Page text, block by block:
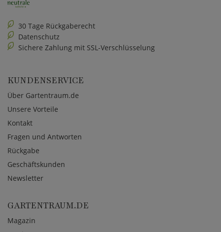
30 Tage Rückgaberecht
Datenschutz
Sichere Zahlung mit SSL-Verschlüsselung
KUNDENSERVICE
Über Gartentraum.de
Unsere Vorteile
Kontakt
Fragen und Antworten
Rückgabe
Geschäftskunden
Newsletter
GARTENTRAUM.DE
Magazin